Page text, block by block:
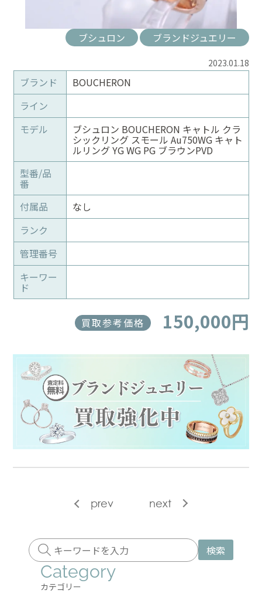
ブシュロン ブランドジュエリー
2023.01.18
ブランド
BOUCHERON
ライン
モデル
ブシュロン BOUCHERON キャトル クラ
シックリング スモール Au750WG キャト
ルリング YG WG PG ブラウンPVD
型番/品
番
付属品
なし
ランク
管理番号
キーワー
ド
買取参考価格 150,000円
prev next
検索
Category
カテゴリー